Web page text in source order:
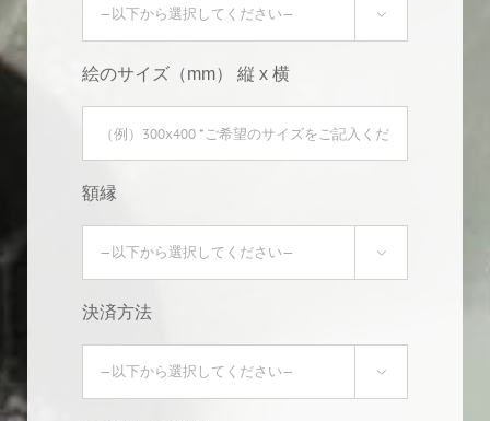

絵のサイズ（mm） 縦 x 横
額縁

決済方法
